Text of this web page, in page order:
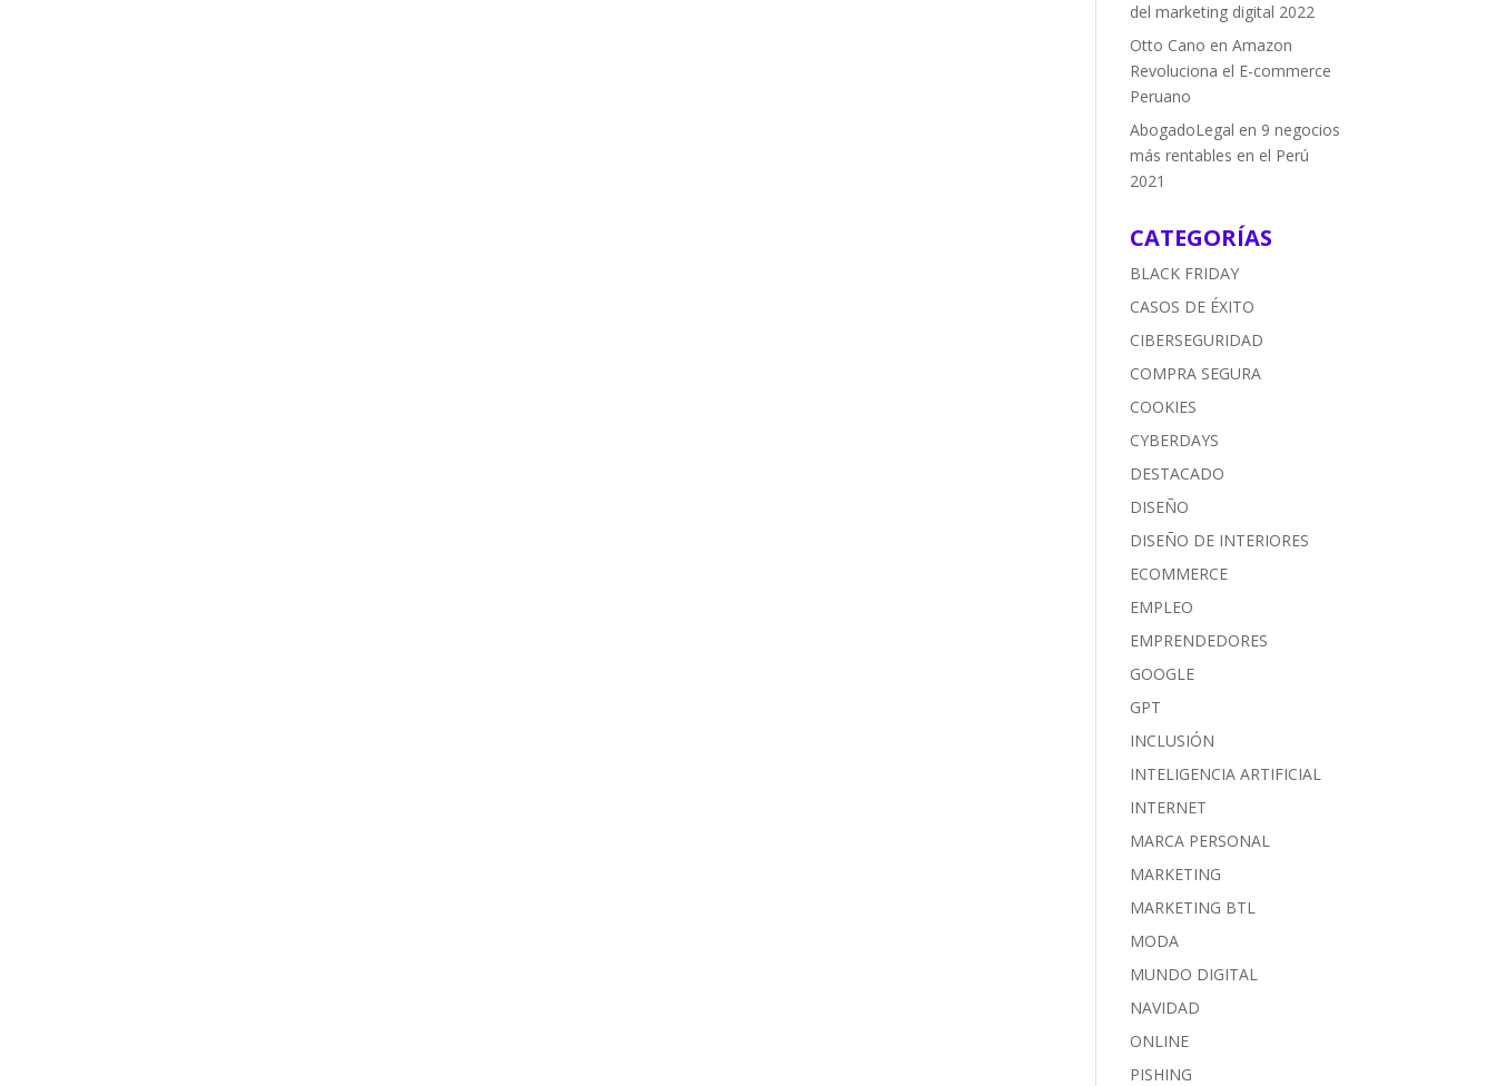
del marketing digital 2022
Otto Cano enAmazon
Revoluciona el E-commerce
Peruano
AbogadoLegal en 9 negocios
más rentables en el Perú
2021
CATEGORÍAS
BLACK FRIDAY
CASOS DE ÉXITO
CIBERSEGURIDAD
COMPRA SEGURA
COOKIES
CYBERDAYS
DESTACADO
DISEÑO
DISEÑO DE INTERIORES
ECOMMERCE
EMPLEO
EMPRENDEDORES
GOOGLE
GPT
INCLUSIÓN
INTELIGENCIA ARTIFICIAL
INTERNET
MARCA PERSONAL
MARKETING
MARKETING BTL
MODA
MUNDO DIGITAL
NAVIDAD
ONLINE
PISHING